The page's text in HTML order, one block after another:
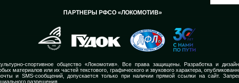
ПАРТНЕРЫ РФСО «ЛОКОМОТИВ»
спортивное общество «Локомотив». Все права защищены. Разработка и
материалов или их частей текстового, графического и звукового характера,
и SMS-сообщений, допускается только при наличии прямой ссылки на сайт.
разрешения.